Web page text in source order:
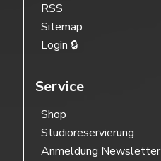
RSS
Sitemap
Login 🔒
Service
Shop
Studioreservierung
Anmeldung Newsletter